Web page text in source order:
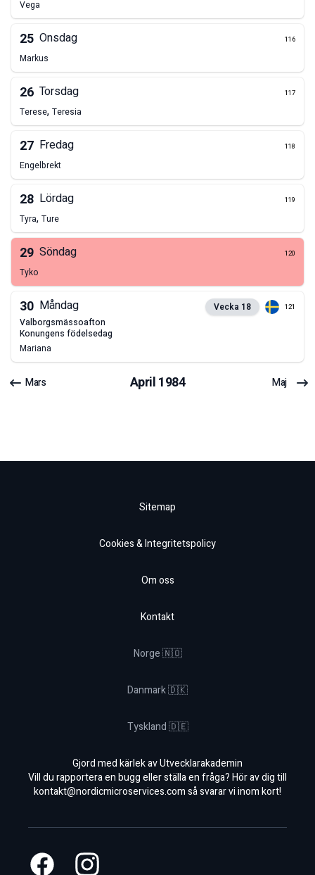
Vega
25 Onsdag 116
Markus
26 Torsdag 117
Terese, Teresia
27 Fredag 118
Engelbrekt
28 Lördag 119
Tyra, Ture
29 Söndag 120
Tyko
30 Måndag Vecka 18 121
valborgsmässoafton
konungens födelsedag
Mariana
Mars April1984 Maj
Sitemap
Cookies & Integritetspolicy
Om oss
Kontakt
Norge 🇳🇴
Danmark 🇩🇰
Tyskland 🇩🇪
Gjord med kärlek av Utvecklarakademin
Vill du rapportera en bugg eller ställa en fråga? Hör av dig till
kontakt@nordicmicroservices.comså svarar vi inom kort!
FacebookInstagram